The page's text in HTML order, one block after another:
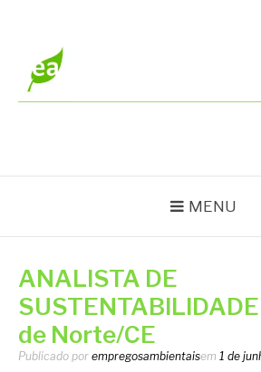
conteúdo
MENU
ANALISTA DE
de Norte/CE
Publicado por empregosambientaisem 1 de